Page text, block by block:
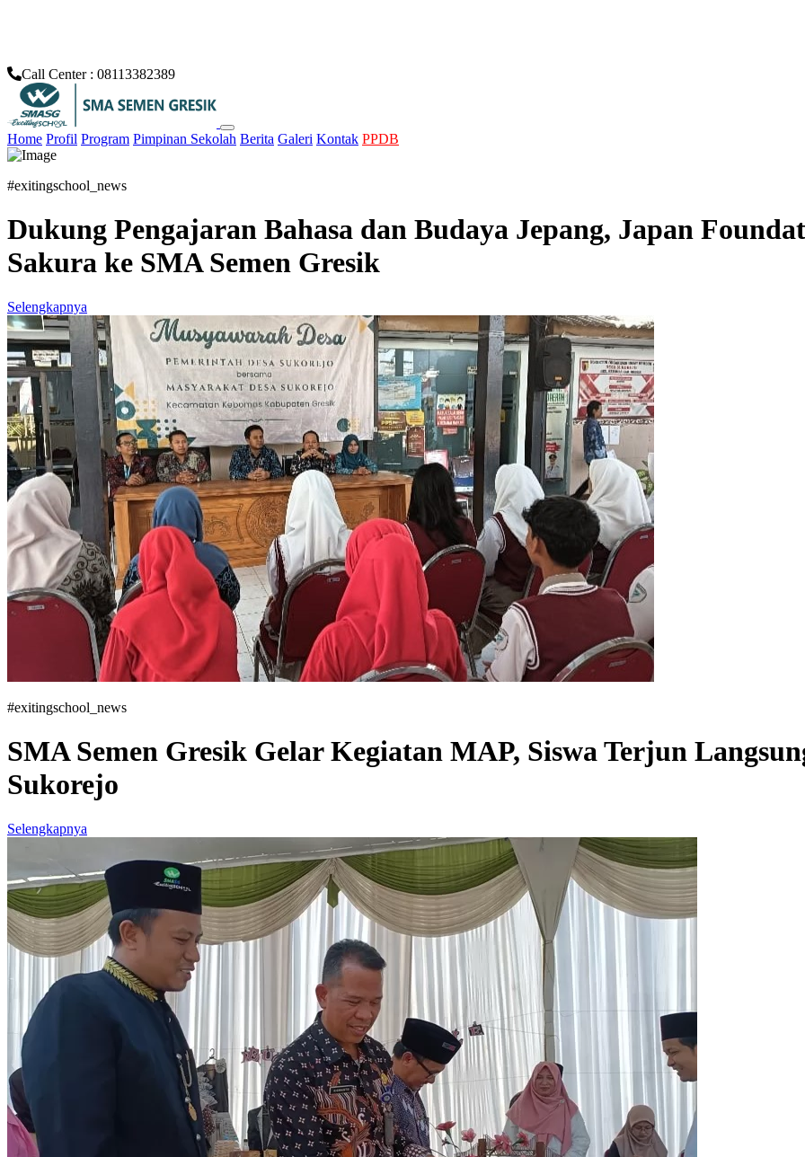
Call Center : 08113382389
Home Profil Program Pimpinan Sekolah Berita Galeri Kontak PPDB
#exitingschool_news
Dukung Pengajaran Bahasa dan Budaya Jepang, Japan
Sakura ke SMA Semen Gresik
Selengkapnya
#exitingschool_news
SMA Semen Gresik Gelar Kegiatan MAP, Siswa Terjun
Sukorejo
Selengkapnya